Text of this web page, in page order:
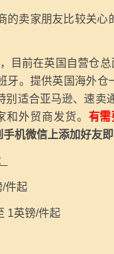
的卖家朋友比较关
目前在英国自营仓
牙。提供英国海外
别适合亚马逊、速卖
外贸商发货。 有
机微信上添加好友
/件起
1英镑/件起